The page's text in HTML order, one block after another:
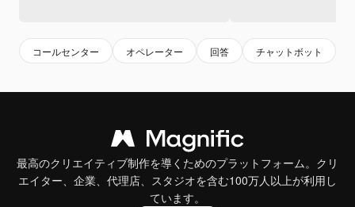
コールセンター オペレーター 回答 チャットボット
最高のクリエイティブ制作を導くためのプラットフォーム。クリ
エイター、企業、代理店、スタジオを含む100万人以上が利用し
ています。